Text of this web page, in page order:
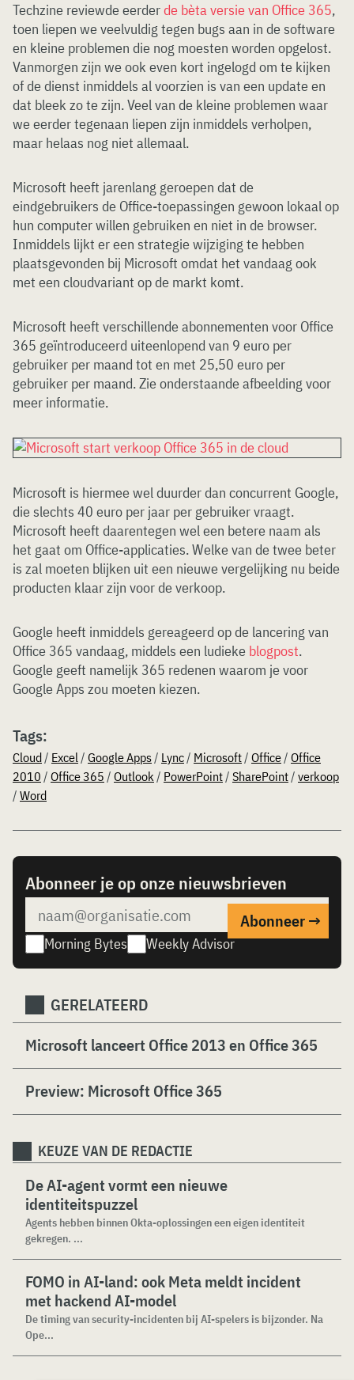
Techzine reviewde eerderde bèta versie van Office 365,
toen liepen we veelvuldig tegen bugs aan in de software
en kleine problemen die nog moesten worden opgelost.
Vanmorgen zijn we ook even kort ingelogd om te kijken
of de dienst inmiddels al voorzien is van een update en
dat bleek zo te zijn. Veel van de kleine problemen waar
we eerder tegenaan liepen zijn inmiddels verholpen,
maar helaas nog niet allemaal.
Microsoft heeft jarenlang geroepen dat de
eindgebruikers de Office-toepassingen gewoon lokaal op
hun computer willen gebruiken en niet in de browser.
Inmiddels lijkt er een strategie wijziging te hebben
plaatsgevonden bij Microsoft omdat het vandaag ook
met een cloudvariant op de markt komt.
Microsoft heeft verschillende abonnementen voor Office
365 geïntroduceerd uiteenlopend van 9 euro per
gebruiker per maand tot en met 25,50 euro per
gebruiker per maand. Zie onderstaande afbeelding voor
meer informatie.
Microsoft is hiermee wel duurder dan concurrent Google,
die slechts 40 euro per jaar per gebruiker vraagt.
Microsoft heeft daarentegen wel een betere naam als
het gaat om Office-applicaties. Welke van de twee beter
is zal moeten blijken uit een nieuwe vergelijking nu beide
producten klaar zijn voor de verkoop.
Google heeft inmiddels gereageerd op de lancering van
Office 365 vandaag, middels een ludieke blogpost.
Google geeft namelijk 365 redenen waarom je voor
Google Apps zou moeten kiezen.
Tags:
Cloud/ Excel/ Google Apps/ Lync/ Microsoft/ Office/ Office
2010 / Office 365 / Outlook/ PowerPoint/ SharePoint/ verkoop
/ Word
Abonneer je op onze nieuwsbrieven
Morning Bytes Weekly Advisor
GERELATEERD
Microsoft lanceert Office 2013 en Office 365
Preview: Microsoft Office 365
KEUZE VAN DE REDACTIE
De AI-agent vormt een nieuwe
identiteitspuzzel
Agents hebben binnen Okta-oplossingen een eigen identiteit
gekregen. ...
FOMO in AI-land: ook Meta meldt incident
met hackend AI-model
De timing van security-incidenten bij AI-spelers is bijzonder. Na
Ope...